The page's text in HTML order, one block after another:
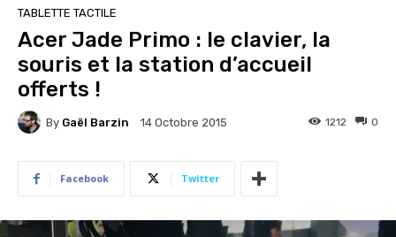
TABLETTE TACTILE
Acer Jade Primo : le clavier, la
souris et la station d’accueil
offerts !
By Gaël Barzin 14 Octobre 2015 0
1212
Facebook Twitter